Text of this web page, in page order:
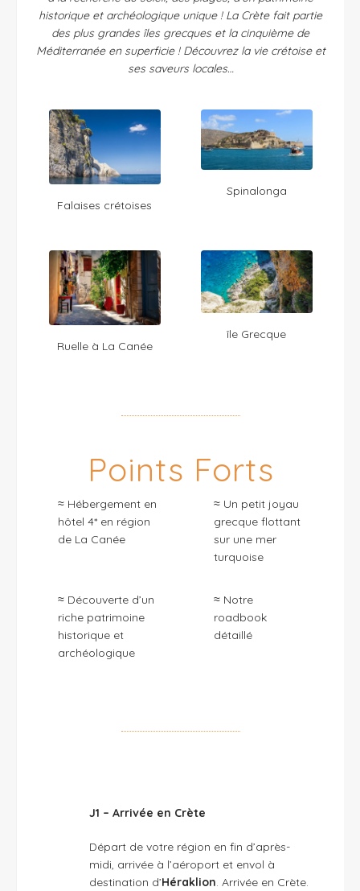
historique et archéologique unique ! La Crète fait partie
des plus grandes îles grecques et la cinquième de
Méditerranée en superficie ! Découvrez la vie crétoise et
ses saveurs locales…
Falaises crétoises
Spinalonga
Ruelle à La Canée
île Grecque
Points Forts
≈ Hébergement en
hôtel 4* en région
de La Canée
≈ Un petit joyau
grecque flottant
sur une mer
turquoise
≈ Découverte d’un
riche patrimoine
historique et
archéologique
≈ Notre
roadbook
détaillé
J1 – Arrivée en Crète
Départ de votre région en fin d’après-
midi, arrivée à l’aéroport et envol à
destination d’Héraklion. Arrivée en Crète.